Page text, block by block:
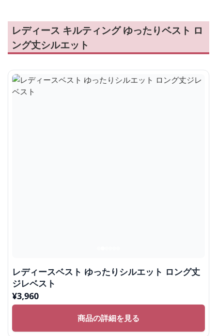
レディース キルティング ゆったりベスト ロ
ング丈シルエット
レディースベスト ゆったりシルエット ロング丈
ジレベスト
¥3,960
商品の詳細を見る